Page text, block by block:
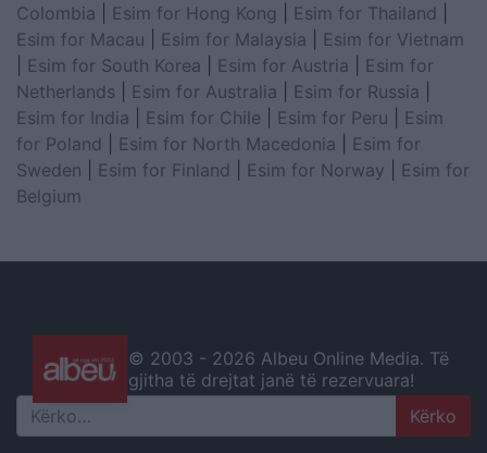
Colombia
Esim for Hong Kong Esim for Thailand
Esim for Macau
Esim for Malaysia
Esim for Vietnam
Esim for South Korea Esim for Austria
Esim for
Netherlands
Esim for Australia Esim for Russia
Esim for India
Esim for Chile Esim for Peru
Esim
for Poland
Esim for North Macedonia
Esim for
Sweden
Esim for Finland Esim for Norway
Esim for
Belgium
© 2003 - 2026 Albeu Online Media. Të
gjitha të drejtat janë të rezervuara!
Search